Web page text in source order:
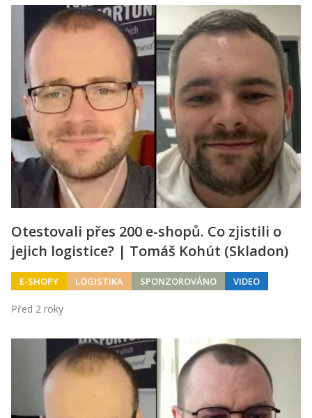
Otestovali přes 200 e-shopů. Co zjistili o
jejich logistice? | Tomáš Kohút (Skladon)
E-SHOPY LOGISTIKA SPONZOROVÁNO VIDEO
Před 2 roky